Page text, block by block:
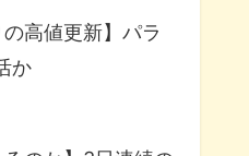
の高値更新】パラ
か